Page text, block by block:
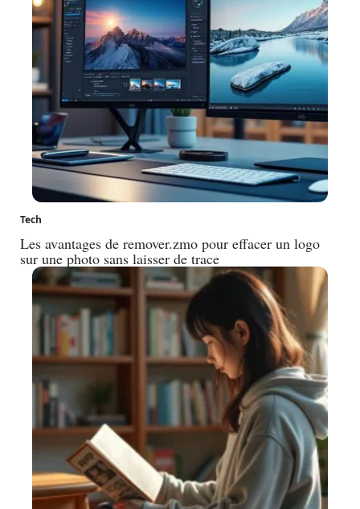
Tech
Les avantages de remover.zmo pour effacer un logo
sur une photo sans laisser de trace